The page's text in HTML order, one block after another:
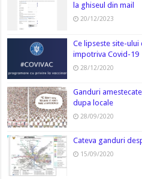
la ghiseul din mail
20/12/2023
Ce lipseste site-
impotriva Covid-19
28/12/2020
Ganduri
dupa locale
28/09/2020
Cateva ganduri
15/09/2020